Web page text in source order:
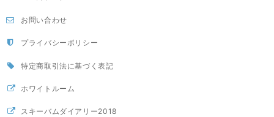
お問い合わせ
プライバシーポリシー
特定商取引法に基づく表記
ホワイトルーム
スキーバムダイアリー2018